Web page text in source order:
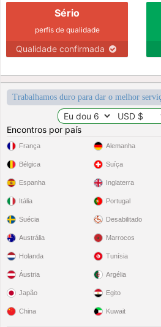
Sério
perfis de qualidade
Qualidade confirmada
Trabalhamos duro para dar o melhor
Encontros por país
França
Bélgica
Espanha
Itália
Suécia
Alemanha
Suíça
Inglaterra
Portugal
Desabilitado
Austrália
Holanda
Áustria
Japão
China
Marrocos
Tunísia
Argélia
Egito
Kuwait